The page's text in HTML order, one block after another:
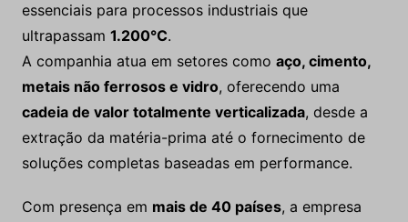
essenciais para processos industriais que
ultrapassam 1.200°C.
A companhia atua em setores como aço, cimento,
metais não ferrosos e vidro, oferecendo uma
cadeia de valor totalmente verticalizada, desde a
extração da matéria-prima até o fornecimento de
soluções completas baseadas em performance.
Com presença em mais de 40 países, a empresa